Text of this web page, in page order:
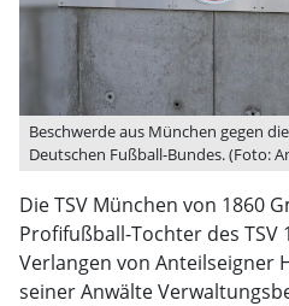
Beschwerde aus München gegen
Deutschen Fußball-Bundes. (Foto:
Die TSV München von 1860
Profifußball-Tochter des TSV
Verlangen von Anteilseigner
seiner Anwälte